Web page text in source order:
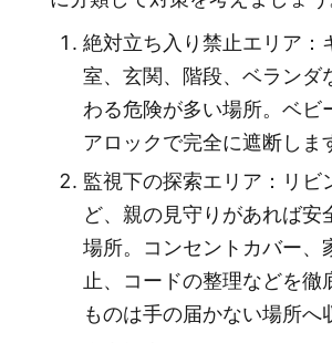
絶対立ち入り禁止エリア：
室、玄関、階段、ベランダ
わる危険が多い場所。ベビ
アロックで完全に遮断しま
監視下の探索エリア：リビ
ど、親の見守りがあれば安
場所。コンセントカバー、
止、コードの整理などを徹
ものは手の届かない場所へ